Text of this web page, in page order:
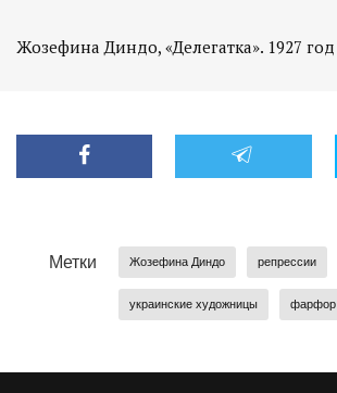
Жозефина Диндо, «Делегатка». 1927 год
Метки Жозефина Диндо репрессии
украинские художницы фарфор